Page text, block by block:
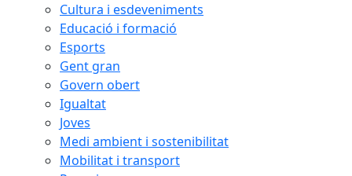
Cultura i esdeveniments
Educació i formació
Esports
Gent gran
Govern obert
Igualtat
Joves
Medi ambient i sostenibilitat
Mobilitat i transport